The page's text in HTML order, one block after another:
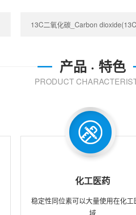
13C二氧化碳_Carbon
产品 · 特色
PRODUCT
化工医药
稳定性同位素可以大量使用在化工
域